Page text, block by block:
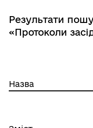
Результати
«Протоколи
Назва